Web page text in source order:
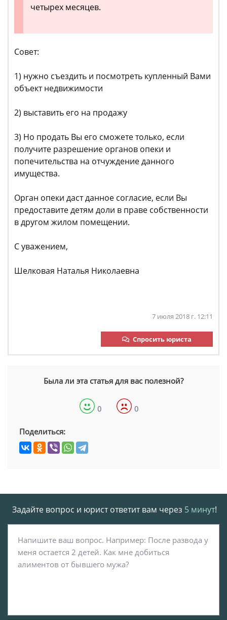
четырех месяцев.
Совет:
1) нужно съездить и посмотреть купленный Вами
объект недвижимости
2) выставить его на продажу
3) Но продать Вы его сможете только, если
получите разрешение органов опеки и
попечительства на отчуждение данного
имущества.
Орган опеки даст данное согласие, если Вы
предоставите детям доли в праве собственности
в другом жилом помещении.
С уважением,
Шелковая Наталья Николаевна
7 июля 2018 г. 12:11
Спросить юриста
Была ли эта статья для вас полезной?
0 0
Поделиться:
Задайте вопрос и юрист ответит вам через 5 минут!